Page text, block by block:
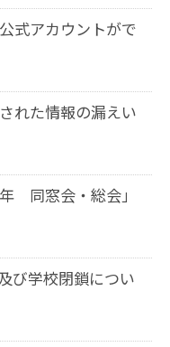
式アカウントがで
れた情報の漏えい
同窓会・総会」
び学校閉鎖につい